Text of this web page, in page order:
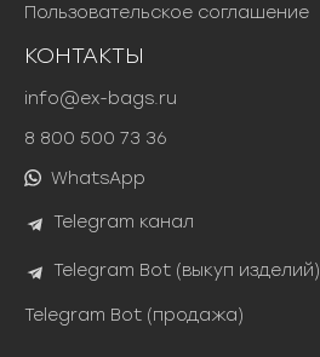
Пользовательское соглашение
КОНТАКТЫ
info@ex-bags.ru
8 800 500 73 36
WhatsApp
Telegram канал
Telegram Bot (выкуп изделий)
Telegram Bot (продажа)